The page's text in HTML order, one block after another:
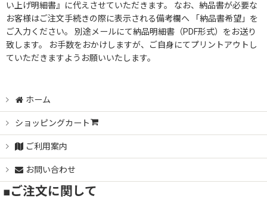
クロムハンガー
ストロンガー
い上げ明細書』に代えさせていただきます。 なお、納品書が必要な
お客様はご注文手続きの際に表示される備考欄へ 「納品書希望」を
ご入力ください。 別途メールにて納品明細書（PDF形式）をお送り
致します。 お手数をおかけしますが、ご自身にてプリントアウトし
ていただきますようお願いいたします。
ホーム
ショッピングカート
ご利用案内
お問い合わせ
■ご注文に関して